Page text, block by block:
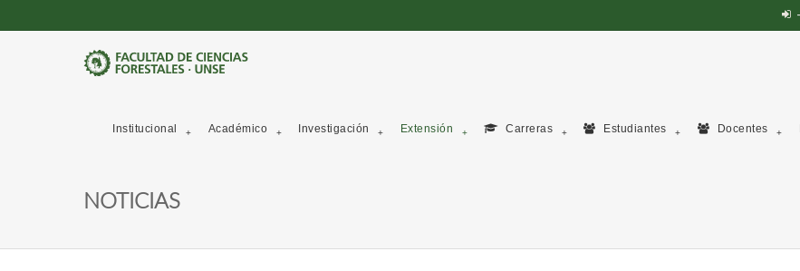
Institucional Académico Investigación Extensión Carreras Estudiantes Docentes
NOTICIAS